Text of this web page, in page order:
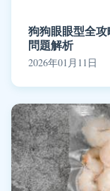
狗狗眼眼型全
問題解析
2026年01月11日